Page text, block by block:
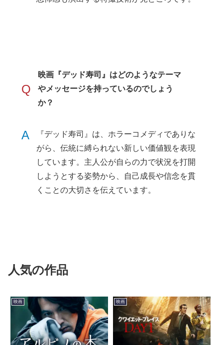
Q
映画『デッド寿司』はどのようなテーマ
やメッセージを持っているのでしょう
か？
A
『デッド寿司』は、ホラーコメディでありな
がら、伝統に縛られない新しい価値観を表現
しています。主人公が自らの力で状況を打開
しようとする姿勢から、自己成長や信念を貫
くことの大切さを伝えています。
人気の作品
映画 映画